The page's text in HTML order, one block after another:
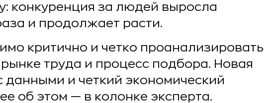
конкуренция за людей выросла
и продолжает расти.
критично и четко проанализировать
труда и процесс подбора. Новая
данными и четкий экономический
об этом — в колонке эксперта.